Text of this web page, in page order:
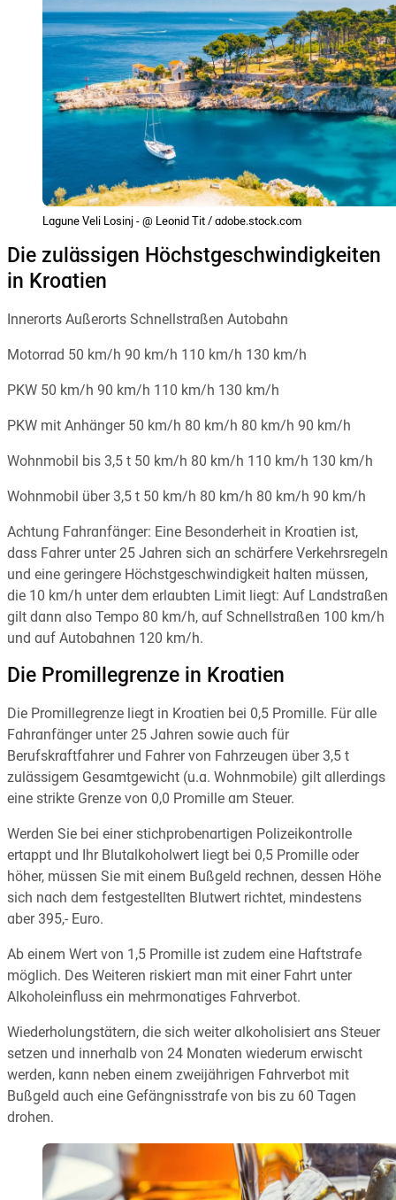
Lagune Veli Losinj - @ Leonid Tit / adobe.stock.com
Die zulässigen Höchstgeschwindigkeiten
in Kroatien
Innerorts Außerorts Schnellstraßen Autobahn
Motorrad 50 km/h 90 km/h 110 km/h 130 km/h
PKW 50 km/h 90 km/h 110 km/h 130 km/h
PKW mit Anhänger 50 km/h 80 km/h 80 km/h 90 km/h
Wohnmobil bis 3,5 t 50 km/h 80 km/h 110 km/h 130 km/h
Wohnmobil über 3,5 t 50 km/h 80 km/h 80 km/h 90 km/h
Achtung Fahranfänger: Eine Besonderheit in Kroatien ist,
dass Fahrer unter 25 Jahren sich an schärfere Verkehrsregeln
und eine geringere Höchstgeschwindigkeit halten müssen,
die 10 km/h unter dem erlaubten Limit liegt: Auf Landstraßen
gilt dann also Tempo 80 km/h, auf Schnellstraßen 100 km/h
und auf Autobahnen 120 km/h.
Die Promillegrenze in Kroatien
Die Promillegrenze liegt in Kroatien bei 0,5 Promille. Für alle
Fahranfänger unter 25 Jahren sowie auch für
Berufskraftfahrer und Fahrer von Fahrzeugen über 3,5 t
zulässigem Gesamtgewicht (u.a. Wohnmobile) gilt allerdings
eine strikte Grenze von 0,0 Promille am Steuer.
Werden Sie bei einer stichprobenartigen Polizeikontrolle
ertappt und Ihr Blutalkoholwert liegt bei 0,5 Promille oder
höher, müssen Sie mit einem Bußgeld rechnen, dessen Höhe
sich nach dem festgestellten Blutwert richtet, mindestens
aber 395,- Euro.
Ab einem Wert von 1,5 Promille ist zudem eine Haftstrafe
möglich. Des Weiteren riskiert man mit einer Fahrt unter
Alkoholeinfluss ein mehrmonatiges Fahrverbot.
Wiederholungstätern, die sich weiter alkoholisiert ans Steuer
setzen und innerhalb von 24 Monaten wiederum erwischt
werden, kann neben einem zweijährigen Fahrverbot mit
Bußgeld auch eine Gefängnisstrafe von bis zu 60 Tagen
drohen.